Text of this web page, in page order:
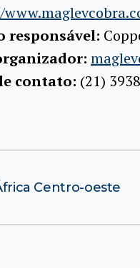
responsável:
contato: (21)
Centro-oeste